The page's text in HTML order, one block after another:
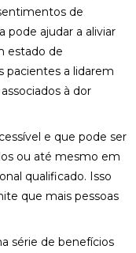
de
pode ajudar a aliviar
estado de
pacientes a lidarem
à dor
e que pode ser
ou até mesmo em
qualificado. Isso
que mais pessoas
série de benefícios
REGIÃO
SUA REGIÃO
REGIÃO